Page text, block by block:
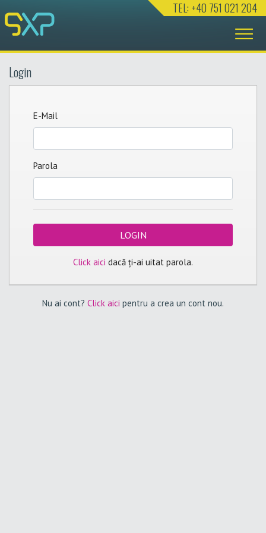
TEL: +40 751 021 204
Login
E-Mail
Parola
LOGIN
Click aici dacă ți-ai uitat parola.
Nu ai cont? Click aici pentru a crea un cont nou.